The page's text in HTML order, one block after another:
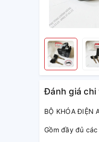
Đánh giá chi
BỘ KHÓA ĐIỆN
Gồm đầy đủ